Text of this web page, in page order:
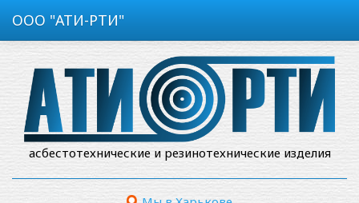
ООО "АТИ-РТИ"
асбестотехнические и резинотехнические изделия